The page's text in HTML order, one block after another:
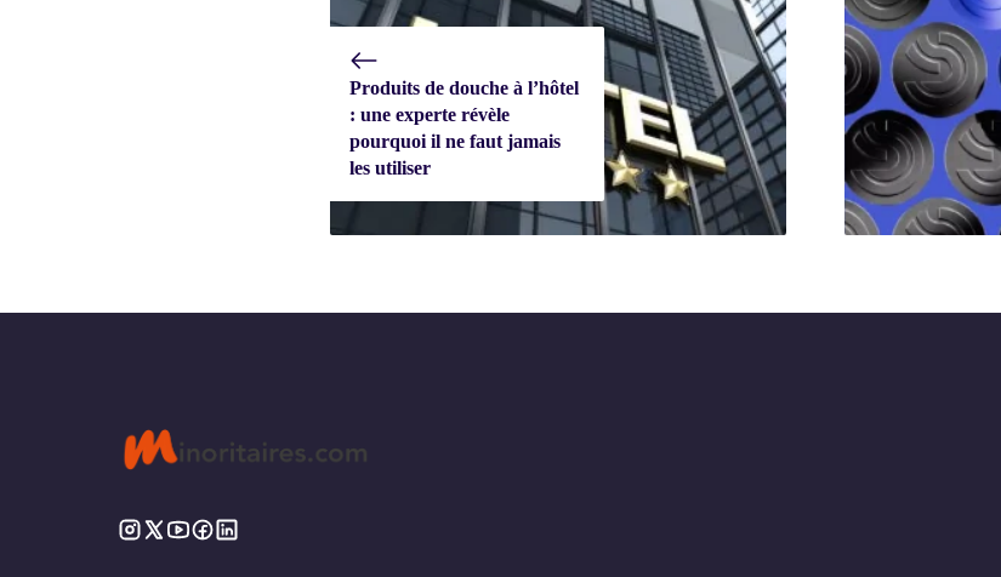
Produits de douche à l’hôtel
: une experte révèle
pourquoi il ne faut jamais
les utiliser